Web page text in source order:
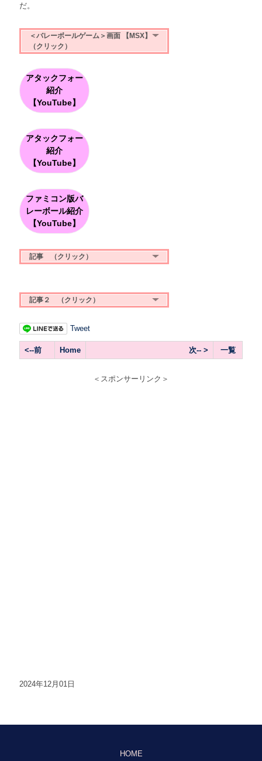
だ。
＜バレーボールゲーム＞画面 【MSX】
（クリック）
アタックフォー
紹介
【YouTube】
アタックフォー
紹介
【YouTube】
ファミコン版バ
レーボール紹介
【YouTube】
記事 （クリック）
記事２ （クリック）
Tweet
<--前 Home 次-- > 一覧
＜スポンサーリンク＞
2024年12月01日
HOME